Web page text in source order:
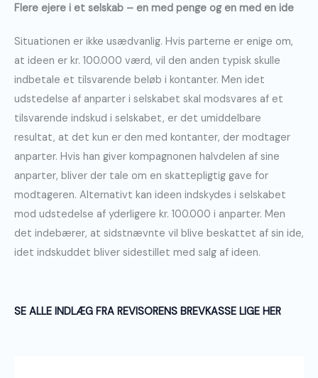
Flere ejere i et selskab – en med penge og en med en ide
Situationen er ikke usædvanlig. Hvis parterne er enige om,
at ideen er kr. 100.000 værd, vil den anden typisk skulle
indbetale et tilsvarende beløb i kontanter. Men idet
udstedelse af anparter i selskabet skal modsvares af et
tilsvarende indskud i selskabet, er det umiddelbare
resultat, at det kun er den med kontanter, der modtager
anparter. Hvis han giver kompagnonen halvdelen af sine
anparter, bliver der tale om en skattepligtig gave for
modtageren. Alternativt kan ideen indskydes i selskabet
mod udstedelse af yderligere kr. 100.000 i anparter. Men
det indebærer, at sidstnævnte vil blive beskattet af sin ide,
idet indskuddet bliver sidestillet med salg af ideen.
SE ALLE INDLÆG FRA REVISORENS BREVKASSE LIGE HER